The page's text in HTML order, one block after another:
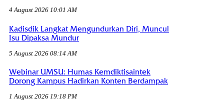
4 August 2026 10:01 AM
Kadisdik Langkat Mengundurkan Diri, Muncul
Isu Dipaksa Mundur
5 August 2026 08:14 AM
Webinar UMSU: Humas Kemdiktisaintek
Dorong Kampus Hadirkan Konten Berdampak
1 August 2026 19:18 PM